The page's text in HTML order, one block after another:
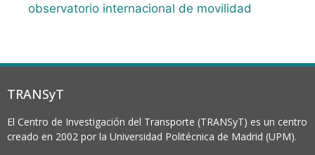
observatorio internacional de movilidad
TRANSyT
El Centro de Investigación del Transporte (TRANSyT) es un centro
creado en 2002 por la Universidad Politécnica de Madrid (UPM).